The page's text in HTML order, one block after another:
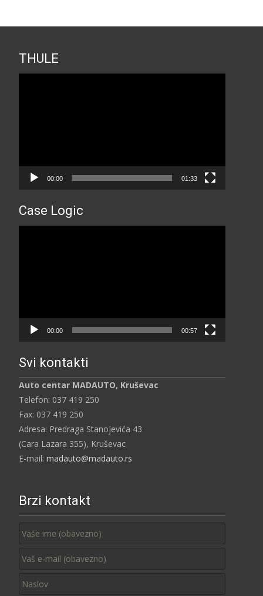
THULE
00:00 01:33
Case Logic
00:00 00:57
Svi kontakti
Auto centar MADAUTO, Kruševac
Telefon: 037 419 250
Fax: 037 419 250
Adresa: Predraga Stanojevića 43
(Cara Lazara 355), Kruševac
E-mail: madauto@madauto.rs
Brzi kontakt